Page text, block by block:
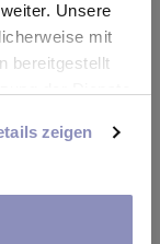
Unsere
mit
bereitgestellt
hierzu finden
zeigen
the